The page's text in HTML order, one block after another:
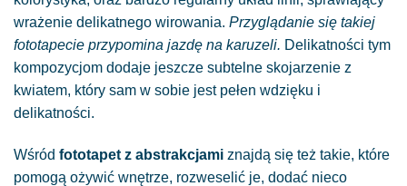
wrażenie delikatnego wirowania. Przyglądanie się takiej
fototapecie przypomina jazdę na karuzeli. Delikatności tym
kompozycjom dodaje jeszcze subtelne skojarzenie z
kwiatem, który sam w sobie jest pełen wdzięku i
delikatności.
Wśród fototapet z abstrakcjami znajdą się też takie, które
pomogą ożywić wnętrze, rozweselić je, dodać nieco